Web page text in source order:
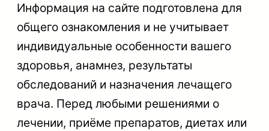
Информация на сайте подготовлена для
общего ознакомления и не учитывает
индивидуальные особенности вашего
здоровья, анамнез, результаты
обследований и назначения лечащего
врача. Перед любыми решениями о
лечении, приёме препаратов, диетах или